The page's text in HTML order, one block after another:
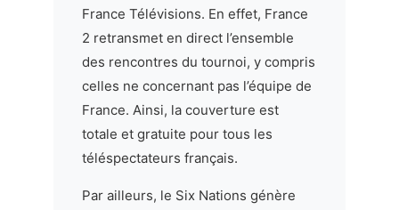
France Télévisions. En effet, France
2 retransmet en direct l’ensemble
des rencontres du tournoi, y compris
celles ne concernant pas l’équipe de
France. Ainsi, la couverture est
totale et gratuite pour tous les
téléspectateurs français.
Par ailleurs, le Six Nations génère